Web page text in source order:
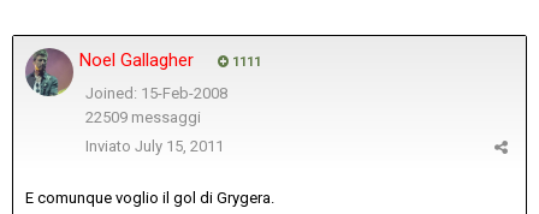
Noel Gallagher 1111
Joined: 15-Feb-2008
22509 messaggi
Inviato July 15, 2011
E comunque voglio il gol di Grygera.